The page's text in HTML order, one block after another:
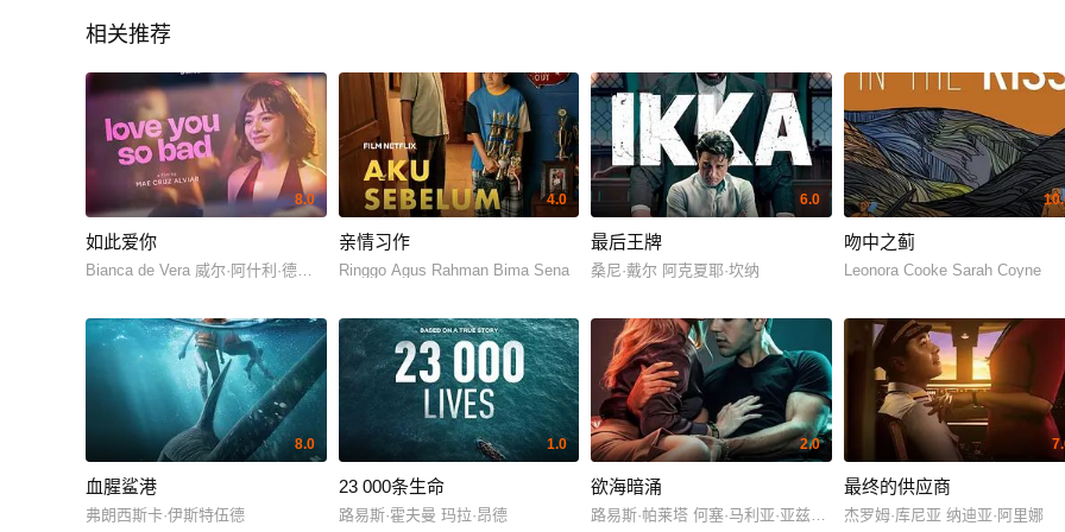
相关推荐
8.0
如此爱你
Bianca de Vera 威尔·阿什利·德莱昂
4.0
亲情习作
Ringgo Agus Rahman Bima Sena
6.0
最后王牌
桑尼·戴尔 阿克夏耶·坎纳
吻中之蓟
Leonora Cooke Sarah Coyne
8.0
血腥鲨港
弗朗西斯卡·伊斯特伍德
1.0
23 000条生命
路易斯·霍夫曼 玛拉·昂德
2.0
欲海暗涌
路易斯·帕莱塔 何塞·马利亚·亚兹皮克
最终的供应商
杰罗姆·库尼亚 纳迪亚·阿里娜